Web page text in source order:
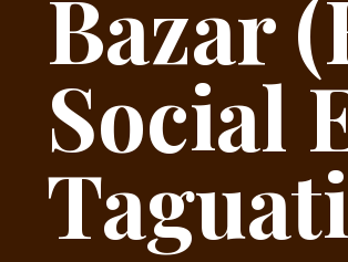
Bazar
Social